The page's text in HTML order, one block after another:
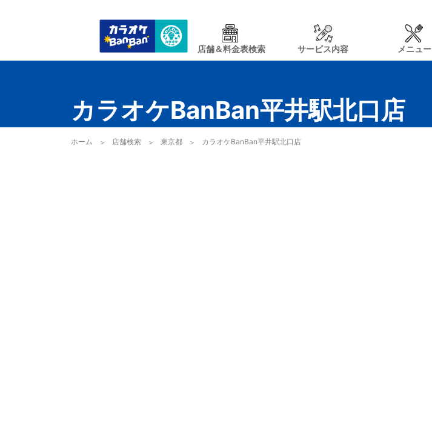
店舗＆料金表検索 サービス内容 メニュー
カラオケBanBan平井駅北口店
ホーム 店舗検索 東京都 カラオケBanBan平井駅北口店